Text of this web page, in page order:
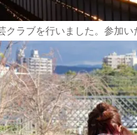
クラブを行いました。参加